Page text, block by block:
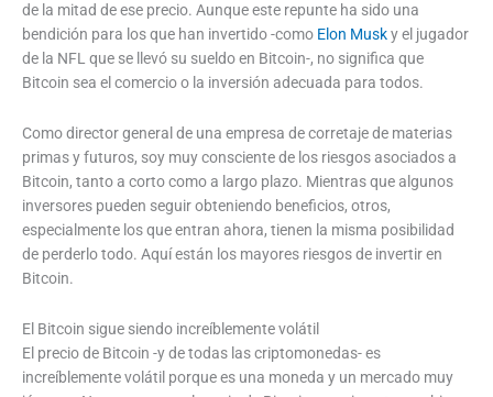
de la mitad de ese precio. Aunque este repunte ha sido una
bendición para los que han invertido -como Elon Musky el jugador
de la NFL que se llevó su sueldo en Bitcoin-, no significa que
Bitcoin sea el comercio o la inversión adecuada para todos.
Como director general de una empresa de corretaje de materias
primas y futuros, soy muy consciente de los riesgos asociados a
Bitcoin, tanto a corto como a largo plazo. Mientras que algunos
inversores pueden seguir obteniendo beneficios, otros,
especialmente los que entran ahora, tienen la misma posibilidad
de perderlo todo. Aquí están los mayores riesgos de invertir en
Bitcoin.
El Bitcoin sigue siendo increíblemente volátil
El precio de Bitcoin -y de todas las criptomonedas- es
increíblemente volátil porque es una moneda y un mercado muy